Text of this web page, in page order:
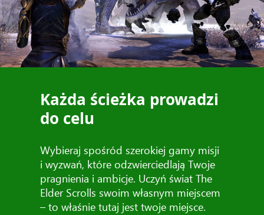
Każda ścieżka prowadzi
do celu
Wybieraj spośród szerokiej gamy misji
i wyzwań, które odzwierciedlają Twoje
pragnienia i ambicje. Uczyń świat The
Elder Scrolls swoim własnym miejscem
– to właśnie tutaj jest twoje miejsce.